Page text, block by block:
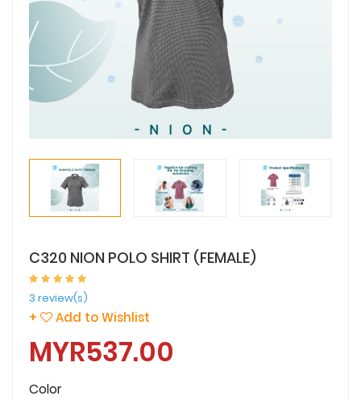
C320 NION POLO SHIRT (FEMALE)
3 review(s)
+ Add to Wishlist
MYR537.00
Color